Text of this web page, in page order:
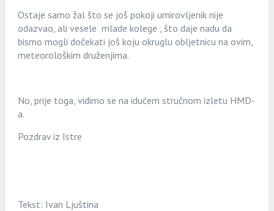
Ostaje samo žal što se još pokoji umirovljenik nije
odazvao, ali vesele mlade kolege , što daje nadu da
bismo mogli dočekati još koju okruglu obljetnicu na ovim,
meteorološkim druženjima.
No, prije toga, vidimo se na idućem stručnom izletu HMD-
a.
Pozdrav iz Istre
Tekst: Ivan Ljuština